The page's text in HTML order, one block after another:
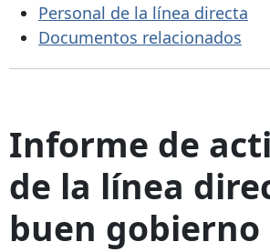
Personal de la línea directa
Documentos relacionados
Informe de
de la línea
buen gobierno